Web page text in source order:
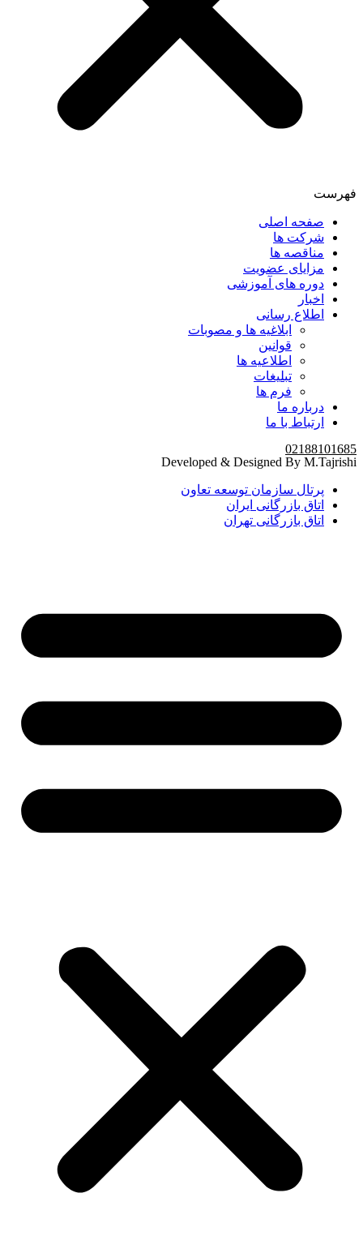
فهرست
صفحه اصلی
شرکت ها
مناقصه ها
مزایای عضویت
دوره های آموزشی
اخبار
اطلاع رسانی
ابلاغیه ها و مصوبات
قوانین
اطلاعیه ها
تبلیغات
فرم ها
درباره ما
ارتباط با ما
02188101685
Developed & Designed By M.Tajrishi
پرتال سازمان توسعه تعاون
اتاق بازرگانی ایران
اتاق بازرگانی تهران